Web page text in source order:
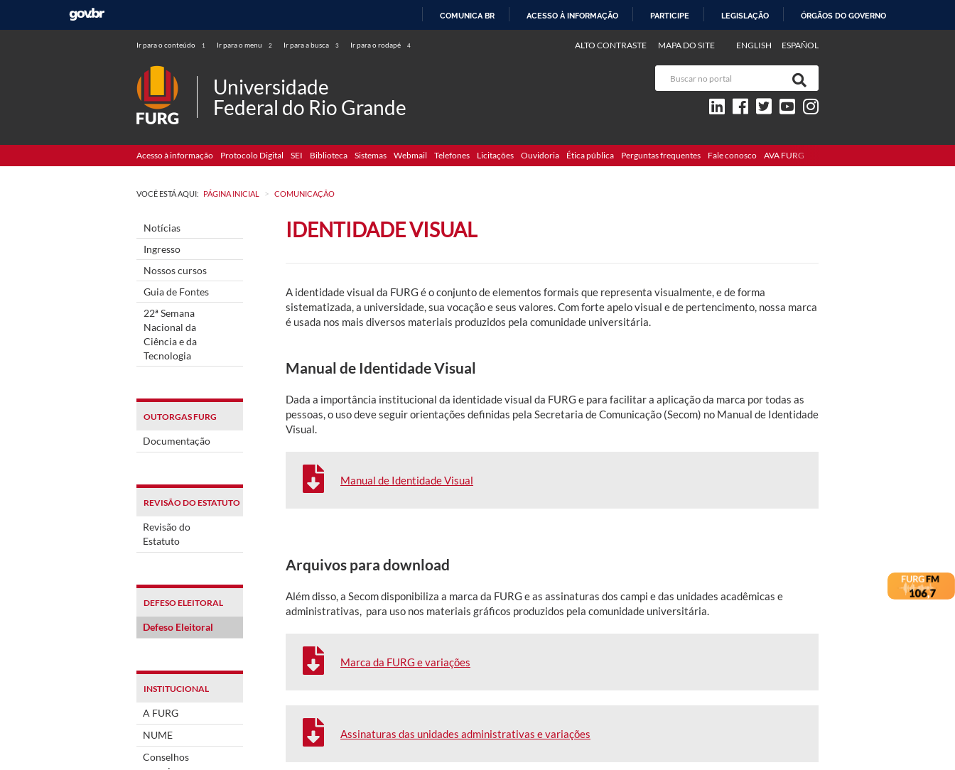
COMUNICA BR ACESSO À INFORMAÇÃO PARTICIPE LEGISLAÇÃO ÓRGÃOS DO GOVERNO
Ir para o conteúdo 1 Ir para o menu 2 Ir para a busca 3 Ir para o rodapé 4 ENGLISH ESPAÑOL
ALTO CONTRASTE MAPA DO SITE
Universidade
Federal do Rio Grande
Acesso à informação Protocolo Digital SEI Biblioteca Sistemas Webmail Telefones Licitações Ouvidoria Ética pública Perguntas frequentes Fale conosco AVA FURG
VOCÊ ESTÁ AQUI: PÁGINA INICIAL > COMUNICAÇÃO
Notícias
Ingresso
Nossos cursos
Guia de Fontes
22ª Semana
Nacional da
Ciência e da
Tecnologia
OUTORGAS FURG
Documentação
REVISÃO DO ESTATUTO
Revisão do
Estatuto
DEFESO ELEITORAL
Defeso Eleitoral
INSTITUCIONAL
A FURG
NUME
Conselhos
IDENTIDADE VISUAL
A identidade visual da FURG é o conjunto de elementos formais que representa visualmente, e de forma
sistematizada, a universidade, sua vocação e seus valores. Com forte apelo visual e de pertencimento, nossa marca
é usada nos mais diversos materiais produzidos pela comunidade universitária.
Manual de Identidade Visual
Dada a importância institucional da identidade visual da FURG e para facilitar a aplicação da marca por todas as
pessoas, o uso deve seguir orientações definidas pela Secretaria de Comunicação (Secom) no Manual de Identidade
Visual.
Manual de Identidade Visual
Arquivos para download
Além disso, a Secom disponibiliza a marca da FURG e as assinaturas dos campi e das unidades acadêmicas e
administrativas, para uso nos materiais gráficos produzidos pela comunidade universitária.
Marca da FURG e variações
Assinaturas das unidades administrativas e variações